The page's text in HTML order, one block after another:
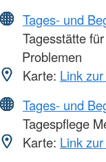
Tages- und
Tagesstätte
Problemen
Karte: Link
Tages- und
Tagespflege
Karte: Link